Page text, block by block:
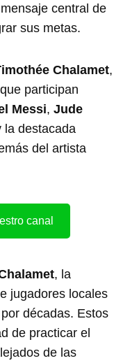
central de
sus metas.
Chalamet,
participan
Messi,Jude
la destacada
del artista
canal
, la
jugadores locales
décadas. Estos
de practicar el
de las